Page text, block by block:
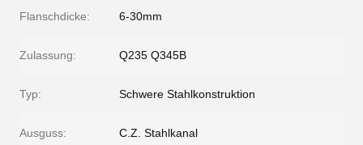
Flanschdicke: 6-30mm
Zulassung: Q235 Q345B
Typ: Schwere Stahlkonstruktion
Ausguss: C.Z. Stahlkanal